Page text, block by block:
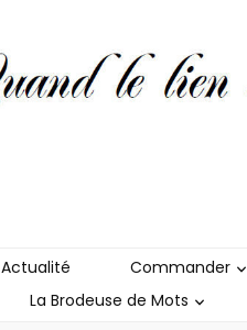
Actualité Commander
La Brodeuse de Mots